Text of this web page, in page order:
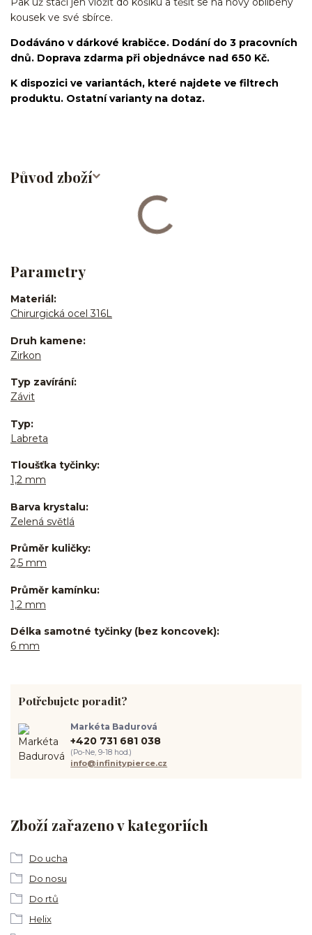
kousek ve své sbírce.
Dodáváno v dárkové krabičce. Dodání do 3 pracovních
dnů. Doprava zdarma při objednávce nad 650 Kč.
K dispozici ve variantách, které najdete ve filtrech
produktu. Ostatní varianty na dotaz.
Původ zboží
Parametry
Materiál
Chirurgická ocel 316L
Druh kamene
Zirkon
Typ zavírání
Závit
Typ
Labreta
Tloušťka tyčinky
1,2 mm
Barva krystalu
Zelená světlá
Průměr kuličky
2,5 mm
Průměr kamínku
1,2 mm
Délka samotné tyčinky (bez koncovek)
6 mm
Zboží zařazeno v kategoriích
Do ucha
Do nosu
Do rtů
Helix
Potřebujete poradit?
Markéta Badurová
+420 731 681 038
(Po-Ne, 9-18 hod.)
info@infinitypierce.cz